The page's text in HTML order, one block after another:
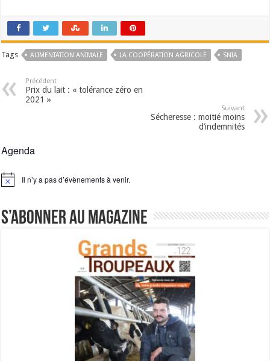
Tags ALIMENTATION ANIMALE LA COOPÉRATION AGRICOLE SNIA
Précédent
Prix du lait : « tolérance zéro en
2021 »
Suivant
Sécheresse : moitié moins
d’indemnités
Agenda
Notice Il n’y a pas d’évènements à venir.
S’abonner au magazine